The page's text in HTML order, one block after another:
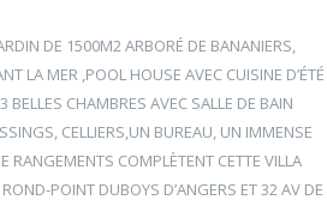
DE 1500M2 ARBORÉ DE BANANIERS,
LA MER ,POOL HOUSE AVEC CUISINE D’ÉTÉ
CHAMBRES AVEC SALLE DE BAIN
CELLIERS,UN BUREAU, UN IMMENSE
RANGEMENTS COMPLÈTENT CETTE VILLA
POINT DUBOYS D’ANGERS ET 32 AV DE